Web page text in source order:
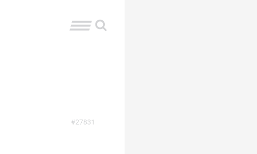
#27831